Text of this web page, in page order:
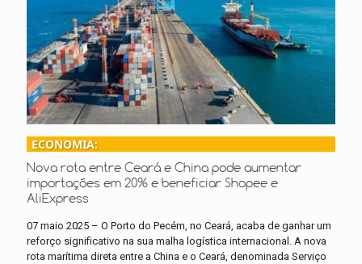
ECONOMIA:
Nova rota entre Ceará e China pode aumentar
importações em 20% e beneficiar Shopee e
AliExpress
07 maio 2025 – O Porto do Pecém, no Ceará, acaba de ganhar um
reforço significativo na sua malha logística internacional. A nova
rota marítima direta entre a China e o Ceará, denominada Serviço